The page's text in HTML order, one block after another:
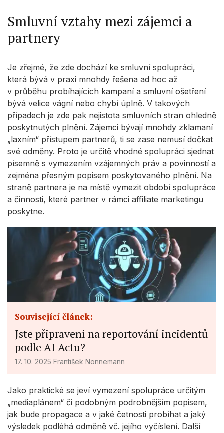
Smluvní vztahy mezi zájemci a
partnery
Je zřejmé, že zde dochází ke smluvní spolupráci,
která bývá v praxi mnohdy řešena ad hoc až
v průběhu probíhajících kampaní a smluvní ošetření
bývá velice vágní nebo chybí úplně. V takových
případech je zde pak nejistota smluvních stran ohledně
poskytnutých plnění. Zájemci bývají mnohdy zklamaní
„laxním“ přístupem partnerů, ti se zase nemusí dočkat
své odměny. Proto je určitě vhodné spolupráci sjednat
písemně s vymezením vzájemných práv a povinností a
zejména přesným popisem poskytovaného plnění. Na
straně partnera je na místě vymezit období spolupráce
a činnosti, které partner v rámci affiliate marketingu
poskytne.
Související článek:
Jste připraveni na reportování incidentů
podle AI Actu?
17. 10. 2025 František Nonnemann
Jako praktické se jeví vymezení spolupráce určitým
„mediaplánem“ či podobným podrobnějším popisem,
jak bude propagace a v jaké četnosti probíhat a jaký
výsledek podléhá odměně vč. jejího vyčíslení. Další